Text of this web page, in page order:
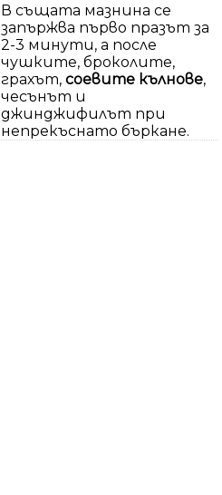
В същата мазнина се
запържва първо празът за
2-3 минути, а после
чушките, броколите,
грахът, соевите кълнове,
чесънът и
джинджифилът при
непрекъснато бъркане.